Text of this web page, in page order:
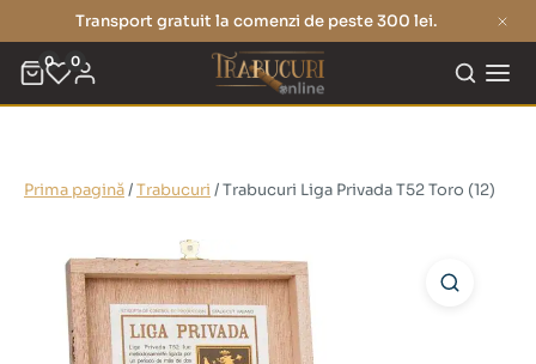
Transport gratuit la comenzi de peste 300 lei.
0 0
Prima pagină/Trabucuri / Trabucuri Liga Privada T52 Toro (12)